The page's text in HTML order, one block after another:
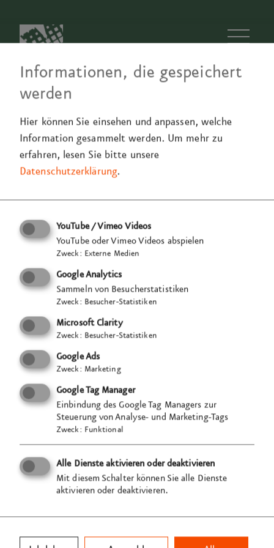
Team Jobs 97a Methode Historie Blog
mit unserem Team zu teilen?
u bist bereit, Raum und Zeit
zu verändern?
three two one zerooo
→ Karriere­rakete starten
Semester­praktikum
Initiativ­bewerbung
VISUELL
Tübinger Straße 97a
70178 Stuttgart
Informationen, die gespeichert
werden
Hier können Sie einsehen und anpassen, welche
Information gesammelt werden. Um mehr zu
erfahren, lesen Sie bitte unsere
Datenschutzerklärung.
YouTube / Vimeo Videos
YouTube oder Vimeo Videos abspielen
Zweck: Externe Medien
Google Analytics
Sammeln von Besucherstatistiken
Zweck: Besucher-Statistiken
Microsoft Clarity
Zweck: Besucher-Statistiken
Google Ads
Zweck: Marketing
Google Tag Manager
Einbindung des Google Tag Managers zur
Steuerung von Analyse- und Marketing-Tags
Zweck: Funktional
Alle Dienste aktivieren oder deaktivieren
Mit diesem Schalter können Sie alle Dienste
aktivieren oder deaktivieren.